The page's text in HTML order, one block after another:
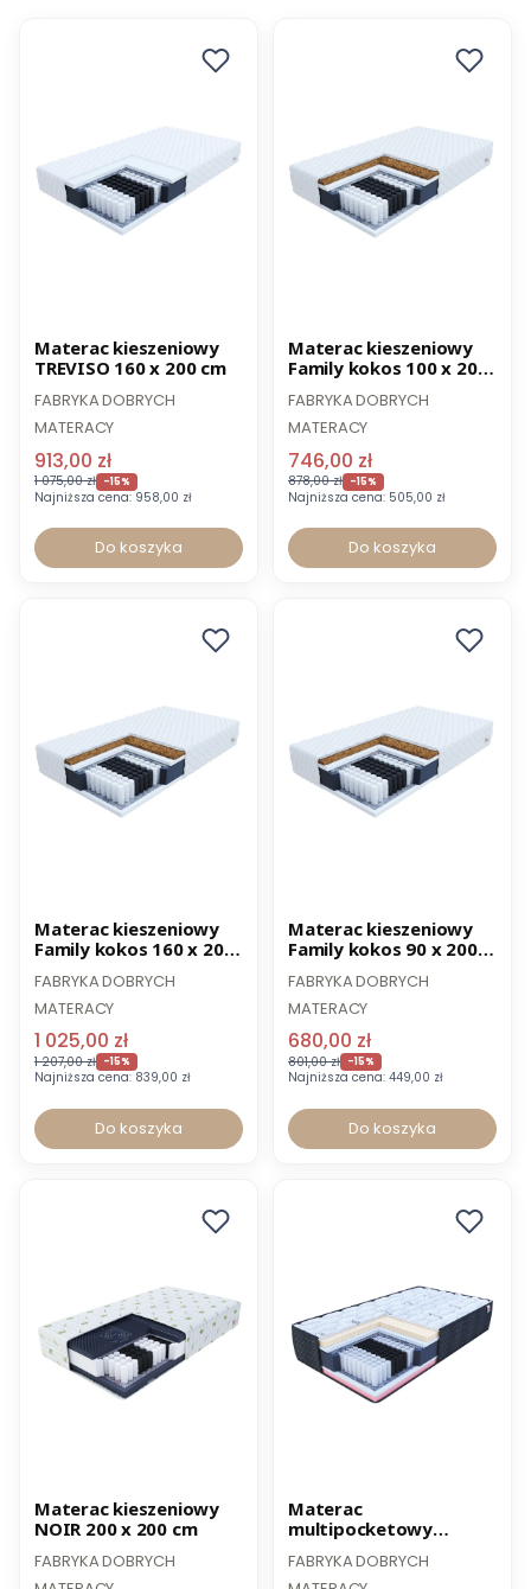
Nowość Promocja
Materac kieszeniowy
TREVISO 160 x 200 cm
FABRYKA DOBRYCH
MATERACY
913,00 zł
1 075,00 zł -15%
Najniższa cena: 958,00 zł
Do koszyka
Promocja
Materac kieszeniowy
Family kokos 100 x 200
FABRYKA DOBRYCH
MATERACY
746,00 zł
878,00 zł -15%
Najniższa cena: 505,00 zł
Do koszyka
Promocja
Materac kieszeniowy
Family kokos 160 x 200
FABRYKA DOBRYCH
MATERACY
1 025,00 zł
1 207,00 zł -15%
Najniższa cena: 839,00 zł
Do koszyka
Promocja
Materac kieszeniowy
Family kokos 90 x 200
FABRYKA DOBRYCH
MATERACY
680,00 zł
801,00 zł -15%
Najniższa cena: 449,00 zł
Do koszyka
Nowość Promocja
Materac kieszeniowy
NOIR 200 x 200 cm
FABRYKA DOBRYCH
Promocja
Materac
multipocketowy
FABRYKA DOBRYCH